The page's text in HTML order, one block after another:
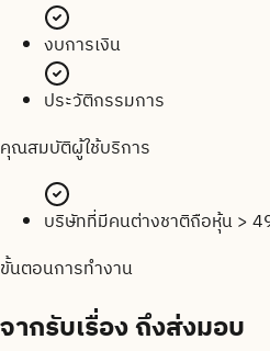
งบการเงิน
ประวัติกรรมการ
คุณสมบัติผู้ใช้บริการ
บริษัทที่มีคนต่างชาติถือหุ้น >
ขั้นตอนการทำงาน
จากรับเรื่องถึงส่งมอบ